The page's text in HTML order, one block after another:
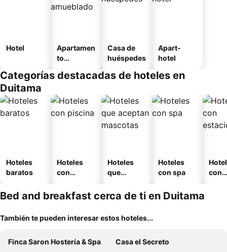
Hotel
Apartamen
to
o
Casa de
huéspedes
Apart-
hotel
Categorías destacadas de hoteles en
Duitama
Hoteles
baratos
Hoteles
con
Hoteles
que
mascotas
Hoteles
con spa
con
Bed and breakfast cerca de ti en Duitama
También te pueden interesar estos hoteles...
Finca Saron Hostería & Spa
Casa el Secreto